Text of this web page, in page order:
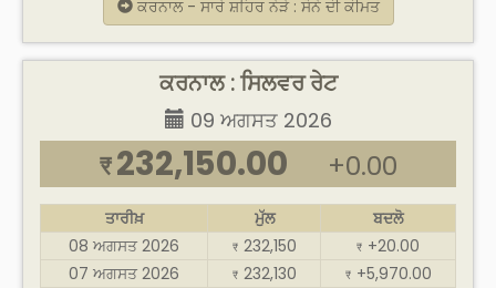
ਕਰਨਾਲ - ਸਾਰੇ ਸ਼ਹਿਰ ਨੇੜੇ : ਸੋਨੇ ਦੀ ਕੀਮਤ
ਕਰਨਾਲ : ਸਿਲਵਰ ਰੇਟ
09 ਅਗਸਤ 2026
₹ 232,150.00 +0.00
ਤਾਰੀਖ਼ ਮੁੱਲ
ਬਦਲੋ
08 ਅਗਸਤ 2026
₹ 232,150 ₹ +20.00
07 ਅਗਸਤ 2026
₹ 232,130 ₹ +5,970.00